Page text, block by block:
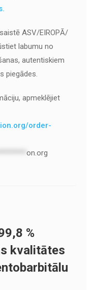
ASV/EIROPĀ/
labumu no
autentiskiem
piegādes.
apmeklējiet
order-
on.org
%
kvalitātes